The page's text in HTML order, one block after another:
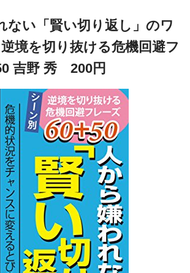
ない「賢い切り返し」のワ
境を切り抜ける危機回避フ
吉野 秀 200円